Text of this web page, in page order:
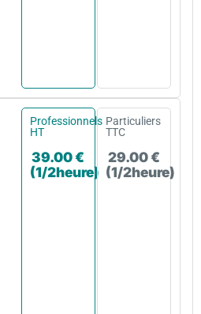
Professionnels
HT
39.00 €
(1/2heure)
Particuliers
TTC
29.00 €
(1/2heure)